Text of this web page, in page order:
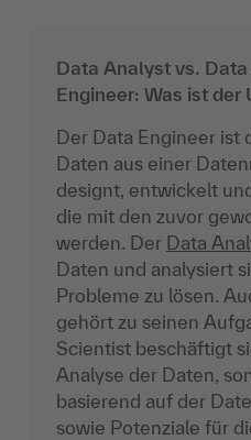
Data Analyst vs.
Engineer: Was ist der
Der Data Engineer ist
Daten aus einer
designt, entwickelt
die mit den zuvor
werden. Der Data
Daten und analysiert
Probleme zu lösen.
gehört zu seinen
Scientist beschäftigt
Analyse der Daten,
basierend auf der
sowie Potenziale für